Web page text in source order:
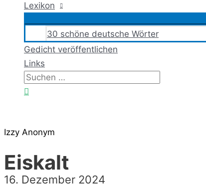
Lexikon
30 schöne deutsche Wörter
Gedicht veröffentlichen
Links
Suchen
nach:
Izzy Anonym
Eiskalt
16. Dezember 2024